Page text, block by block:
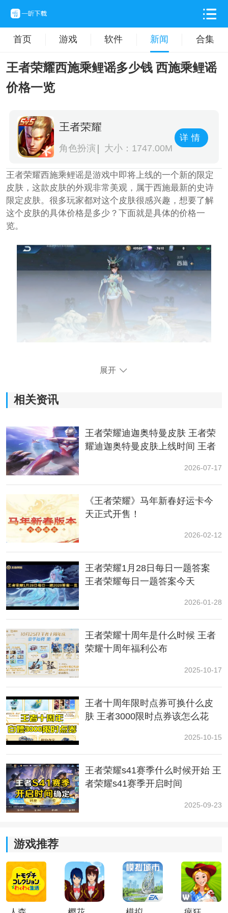
首页 游戏 软件 新闻 合集
王者荣耀西施乘鲤谣多少钱 西施乘鲤谣
价格一览
王者荣耀
角色扮演 大小：1747.00M
详情
王者荣耀西施乘鲤谣是游戏中即将上线的一个新的限定
皮肤，这款皮肤的外观非常美观，属于西施最新的史诗
限定皮肤。很多玩家都对这个皮肤很感兴趣，想要了解
这个皮肤的具体价格是多少？下面就是具体的价格一
览。
皮肤价格：888点券，首周折扣710点券，拥有66卡/优惠
皮肤品质：史诗限定
皮肤介绍：
林裁衣，取花草灵兽为饰，将天马行空的想象落笔成
形，希望给大家带来一种唯美、流动又具备民族感的美
学新感受。
从衣着来看，应该是傣族的传统装扮。特别的银饰装
饰，以及孔雀舞的设定。孔雀舞，就是傣族的民族舞
蹈，也是最负盛名的传统舞蹈之一。
们可以在这里选择进行购买。目前游戏中即将要在游戏
中上线，可以在首周有优惠的时候把握住，感兴趣的玩
家一定不要错过。
展开
相关资讯
王者荣耀迪迦奥特曼皮肤 王者荣
耀迪迦奥特曼皮肤上线时间 王者
2026-07-17
《王者荣耀》马年新春好运卡今
天正式开售！
2026-02-12
王者荣耀1月28日每日一题答案
王者荣耀每日一题答案今天
2026-01-28
王者荣耀十周年是什么时候 王者
荣耀十周年福利公布
2025-10-17
王者十周年限时点券可换什么皮
肤 王者3000限时点券该怎么花
2025-10-15
王者荣耀s41赛季什么时候开始 王
者荣耀s41赛季开启时间
2025-09-23
游戏推荐